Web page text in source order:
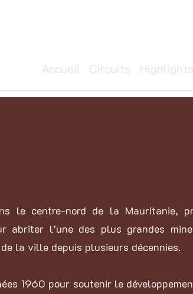
Accueil Circuits Highlights
le centre-nord de la Mauritanie,
abriter l’une des plus grandes
la ville depuis plusieurs décennies.
1960 pour soutenir le